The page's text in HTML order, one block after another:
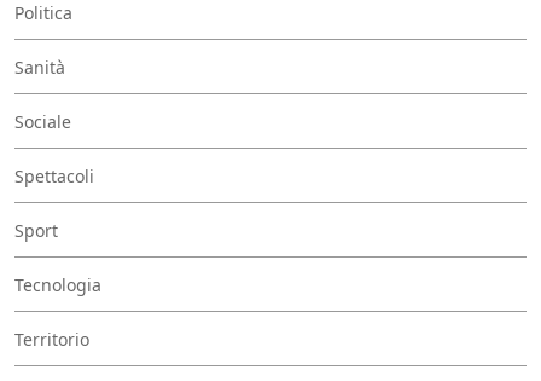
Politica
Sanità
Sociale
Spettacoli
Sport
Tecnologia
Territorio